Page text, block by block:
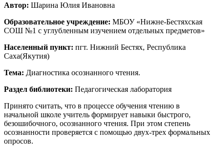
Автор: Шарина Юлия Ивановна
Образовательное учреждение: МБОУ «Нижне-Бестяхская
СОШ №1 с углубленным изучением отдельных предметов»
Населенный пункт: пгт. Нижний Бестях, Республика
Саха(Якутия)
Тема: Диагностика осознанного чтения.
Раздел библиотеки: Педагогическая лаборатория
Принято считать, что в процессе обучения чтению в
начальной школе учитель формирует навыки быстрого,
безошибочного, осознанного чтения. При этом степень
осознанности проверяется с помощью двух-трех формальных
опросов.